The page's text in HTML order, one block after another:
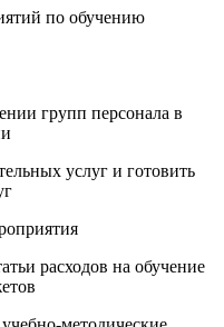
по обучению
групп персонала в
услуг и готовить
расходов на обучение